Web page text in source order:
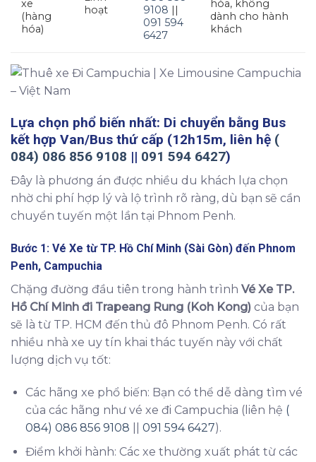
xe
(hàng
hóa)
hoạt
9108 ||
091 594
6427
hóa, không
dành cho hành
khách
Lựa chọn phổ biến nhất: Di chuyển bằng Bus
kết hợp Van/Bus thứ cấp (12h15m, liên hệ (
084) 086 856 9108 || 091 594 6427)
Đây là phương án được nhiều du khách lựa chọn
nhờ chi phí hợp lý và lộ trình rõ ràng, dù bạn sẽ cần
chuyển tuyến một lần tại Phnom Penh.
Bước 1: Vé Xe từ TP. Hồ Chí Minh (Sài Gòn) đến Phnom
Penh, Campuchia
Chặng đường đầu tiên trong hành trình Vé Xe TP.
Hồ Chí Minh đi Trapeang Rung (Koh Kong) của bạn
sẽ là từ TP. HCM đến thủ đô Phnom Penh. Có rất
nhiều nhà xe uy tín khai thác tuyến này với chất
lượng dịch vụ tốt:
Các hãng xe phổ biến: Bạn có thể dễ dàng tìm vé
của các hãng như vé xe đi Campuchia (liên hệ (
084) 086 856 9108
091 594 6427).
Điểm khởi hành: Các xe thường xuất phát từ các